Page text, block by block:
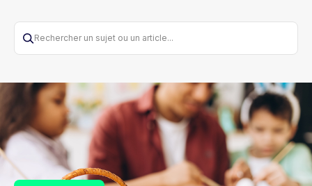
Rechercher un sujet ou un article...